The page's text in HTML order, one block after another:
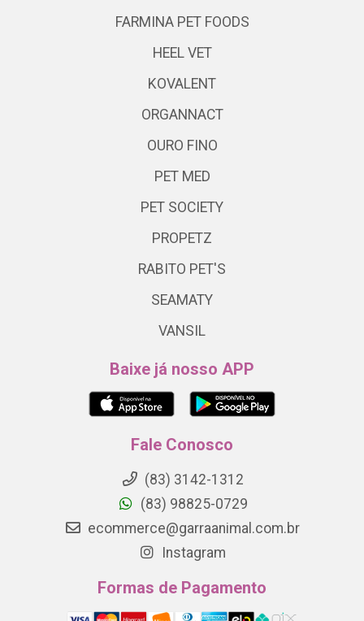
FARMINA PET FOODS
HEEL VET
KOVALENT
ORGANNACT
OURO FINO
PET MED
PET SOCIETY
PROPETZ
RABITO PET'S
SEAMATY
VANSIL
Baixe já nosso APP
Fale Conosco
(83) 3142-1312
(83) 98825-0729
ecommerce@garraanimal.com.br
Instagram
Formas de Pagamento